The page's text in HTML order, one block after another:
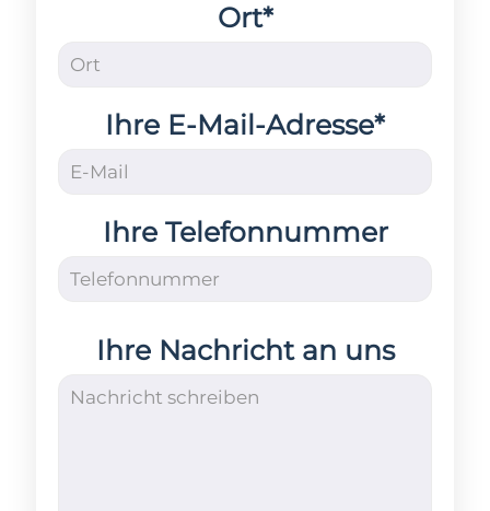
Ort*
Ihre E-Mail-Adresse*
Ihre Telefonnummer
Ihre Nachricht an uns